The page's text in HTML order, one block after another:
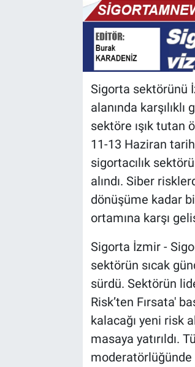
Sigorta sektörünü
alanında
sektöre ışık tutan
11-13 Haziran
sigortacılık
alındı. Siber
dönüşüme kadar
ortamına karşı
Sigorta İzmir -
sektörün sıcak
sürdü. Sektörün
Risk’ten Fırsata'
kalacağı yeni risk
masaya yatırıldı.
moderatörlüğünde